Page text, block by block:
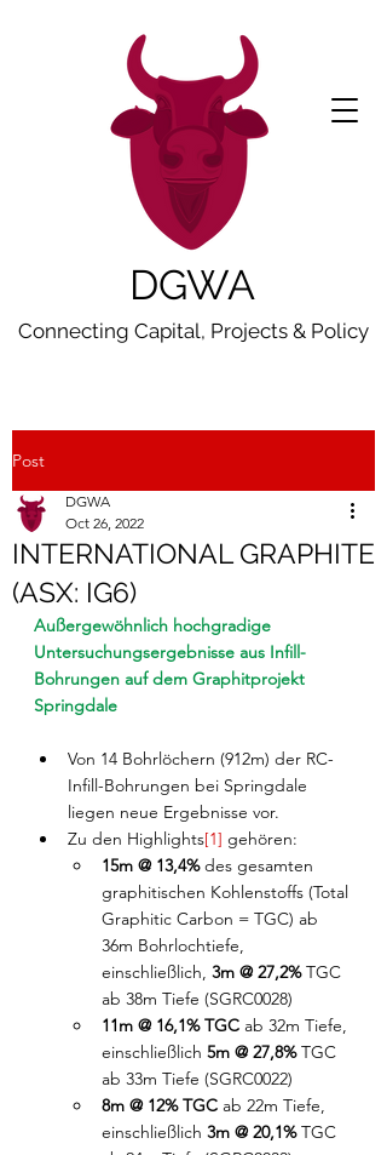
DGWA
Connecting Capital, Projects & Policy
Post
INTERNATIONAL GRAPHITE
(ASX: IG6)
DGWA
Oct 26, 2022
Außergewöhnlich hochgradige
Untersuchungsergebnisse aus Infill-
Bohrungen auf dem Graphitprojekt
Springdale
Von 14 Bohrlöchern (912m) der RC-
Infill-Bohrungen bei Springdale
liegen neue Ergebnisse vor.
Zu den Highlights[1] gehören:
15m @ 13,4% des gesamten
graphitischen Kohlenstoffs (Total
Graphitic Carbon = TGC) ab
36m Bohrlochtiefe,
einschließlich, 3m @ 27,2% TGC
ab 38m Tiefe (SGRC0028)
11m @ 16,1% TGC ab 32m Tiefe,
einschließlich 5m @ 27,8% TGC
ab 33m Tiefe (SGRC0022)
8m @ 12% TGC ab 22m Tiefe,
einschließlich 3m @ 20,1% TGC